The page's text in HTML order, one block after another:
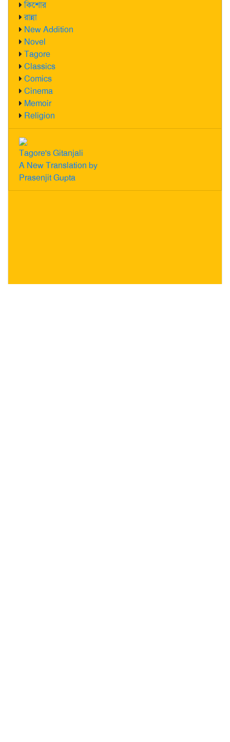
কিশোর
রান্না
New Addition
Novel
Tagore
Classics
Comics
Cinema
Memoir
Religion
Tagore's Gitanjali
A New Translation by
Prasenjit Gupta